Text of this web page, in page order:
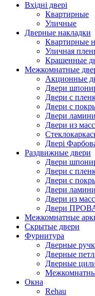
Вхідні двері
Квартирные
Уличные
Дверные накладки
Квартирные
Уличная
Крашенные
Межкомнатные
Акционные
Двери
Двери с
Двери с
Двери
Двери из
Двері
Раздвижные двери
Двери
Двери с
Двери с
Двери
Двери из
Двери
Межкомнатные
Скрытые двери
Фурнитура
Дверные
Дверные
Дверные
Окна
Rehau